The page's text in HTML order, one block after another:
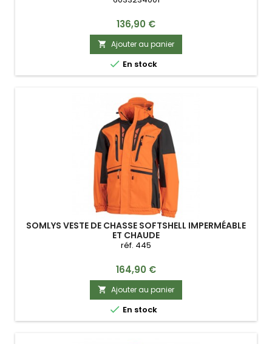
Prix
136,90 €
 Ajouter au panier
 En stock
SOMLYS VESTE DE CHASSE SOFTSHELL IMPERMÉABLE
ET CHAUDE
réf. 445
Prix
164,90 €
 Ajouter au panier
 En stock